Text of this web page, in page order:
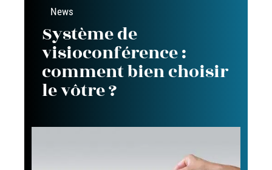
News
Système de
visioconférence :
comment bien choisir
le vôtre ?